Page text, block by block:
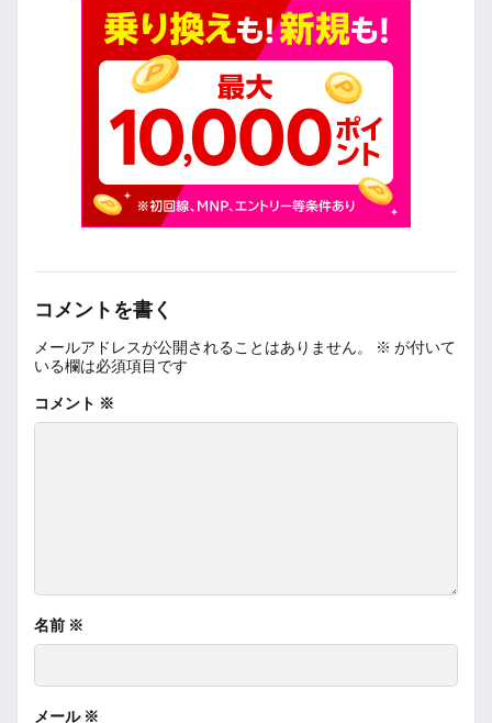
コメントを書く
メールアドレスが公開されることはありません。 ※ が付いて
いる欄は必須項目です
コメント ※
名前 ※
メール ※